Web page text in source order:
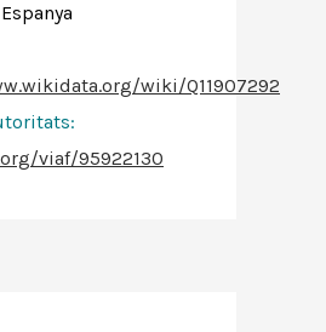
wiki/Q11907292
:
viaf/95922130